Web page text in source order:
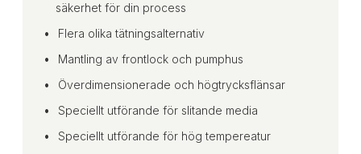
säkerhet för din process
Flera olika tätningsalternativ
Mantling av frontlock och pumphus
Överdimensionerade och högtrycksflänsar
Speciellt utförande för slitande media
Speciellt utförande för hög tempereatur